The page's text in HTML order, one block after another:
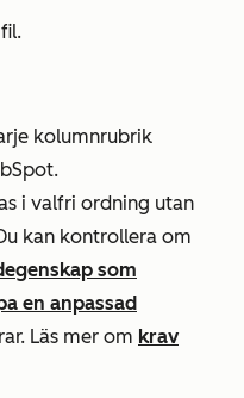
kolumnrubrik
i valfri ordning utan
kan kontrollera om
som
en anpassad
Läs mer om krav